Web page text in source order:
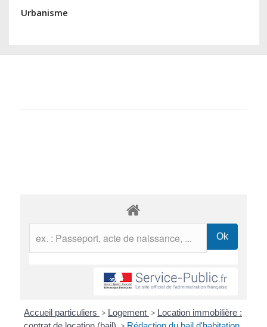
Urbanisme
Accueil particuliers > Logement > Location immobilière :